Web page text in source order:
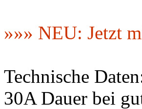
»»» NEU: Jetzt
Technische
30A Dauer bei